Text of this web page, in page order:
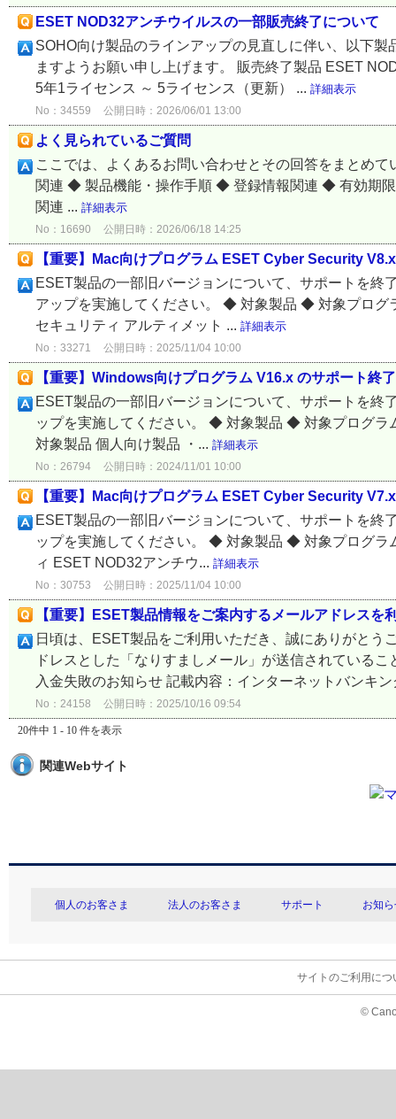
ESET NOD32アンチウイルスの一部販売終了について
SOHO向け製品のラインアップの見直しに伴い、以下
ますようお願い申し上げます。 販売終了製品 ESET
5年1ライセンス ～ 5ライセンス（更新） ... 詳細表示
No：34559 公開日時：2026/06/01 13:00
よく見られているご質問
ここでは、よくあるお問い合わせとその回答をまとめ
関連 ◆ 製品機能・操作手順 ◆ 登録情報関連 ◆ 有効期
関連 ... 詳細表示
No：16690 公開日時：2026/06/18 14:25
【重要】Mac向けプログラム ESET Cyber Security
ESET製品の一部旧バージョンについて、サポートを終
アップを実施してください。 ◆ 対象製品 ◆ 対象プロ
セキュリティ アルティメット ... 詳細表示
No：33271 公開日時：2025/11/04 10:00
【重要】Windows向けプログラム V16.x のサポート終
ESET製品の一部旧バージョンについて、サポートを終
ップを実施してください。 ◆ 対象製品 ◆ 対象プログ
対象製品 個人向け製品 ・... 詳細表示
No：26794 公開日時：2024/11/01 10:00
【重要】Mac向けプログラム ESET Cyber Security
ESET製品の一部旧バージョンについて、サポートを終
ップを実施してください。 ◆ 対象製品 ◆ 対象プログ
ィ ESET NOD32アンチウ... 詳細表示
No：30753 公開日時：2025/11/04 10:00
【重要】ESET製品情報をご案内するメールアドレス
日頃は、ESET製品をご利用いただき、誠にありがと
ドレスとした「なりすましメール」が送信されている
入金失敗のお知らせ 記載内容：インターネットバンキ
No：24158 公開日時：2025/10/16 09:54
20件中 1 - 10 件を表示
関連Webサイト
個人のお客さま 法人のお客さま サポート お知
サイトのご利用につ
©